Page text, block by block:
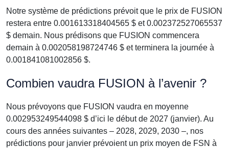
Notre système de prédictions prévoit que le prix de FUSION
restera entre 0.001613318404565 $ et 0.002372527065537
$ demain. Nous prédisons que FUSION commencera
demain à 0.002058198724746 $ et terminera la journée à
0.001841081002856 $.
Combien vaudra FUSION à l’avenir ?
Nous prévoyons que FUSION vaudra en moyenne
0.002953249544098 $ d’ici le début de 2027 (janvier). Au
cours des années suivantes – 2028, 2029, 2030 –, nos
prédictions pour janvier prévoient un prix moyen de FSN à